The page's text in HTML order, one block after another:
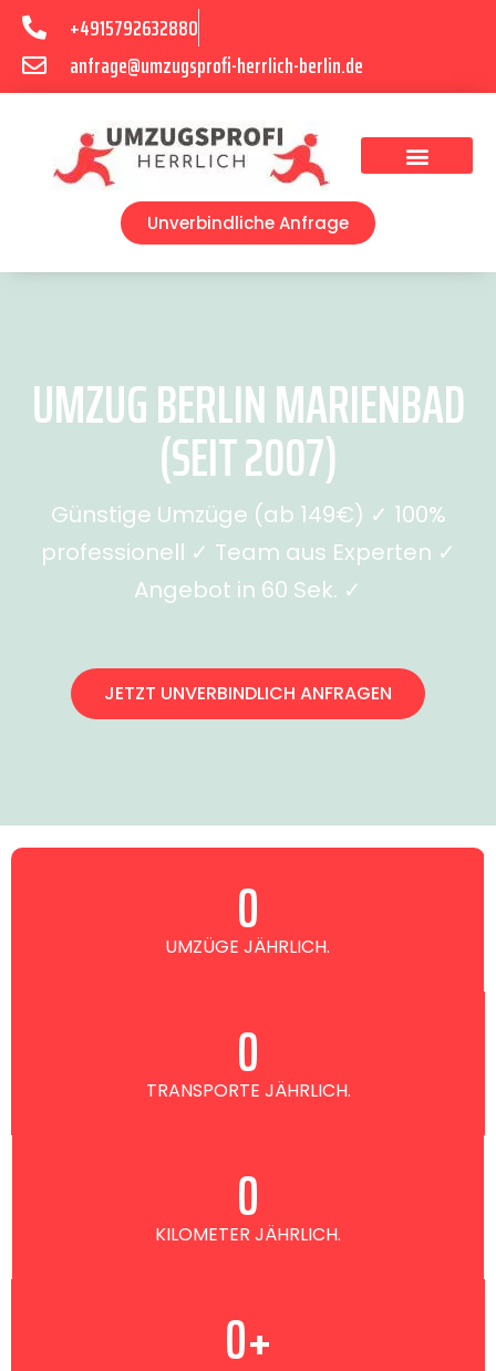
+4915792632880
anfrage@umzugsprofi-herrlich-berlin.de
Unverbindliche Anfrage
UMZUG BERLIN MARIENBAD
(SEIT 2007)
Günstige Umzüge (ab 149€) ✓ 100%
professionell ✓ Team aus Experten ✓
Angebot in 60 Sek. ✓
JETZT UNVERBINDLICH ANFRAGEN
UMZÜGE JÄHRLICH.
0
TRANSPORTE JÄHRLICH.
0
KILOMETER JÄHRLICH.
0
0+